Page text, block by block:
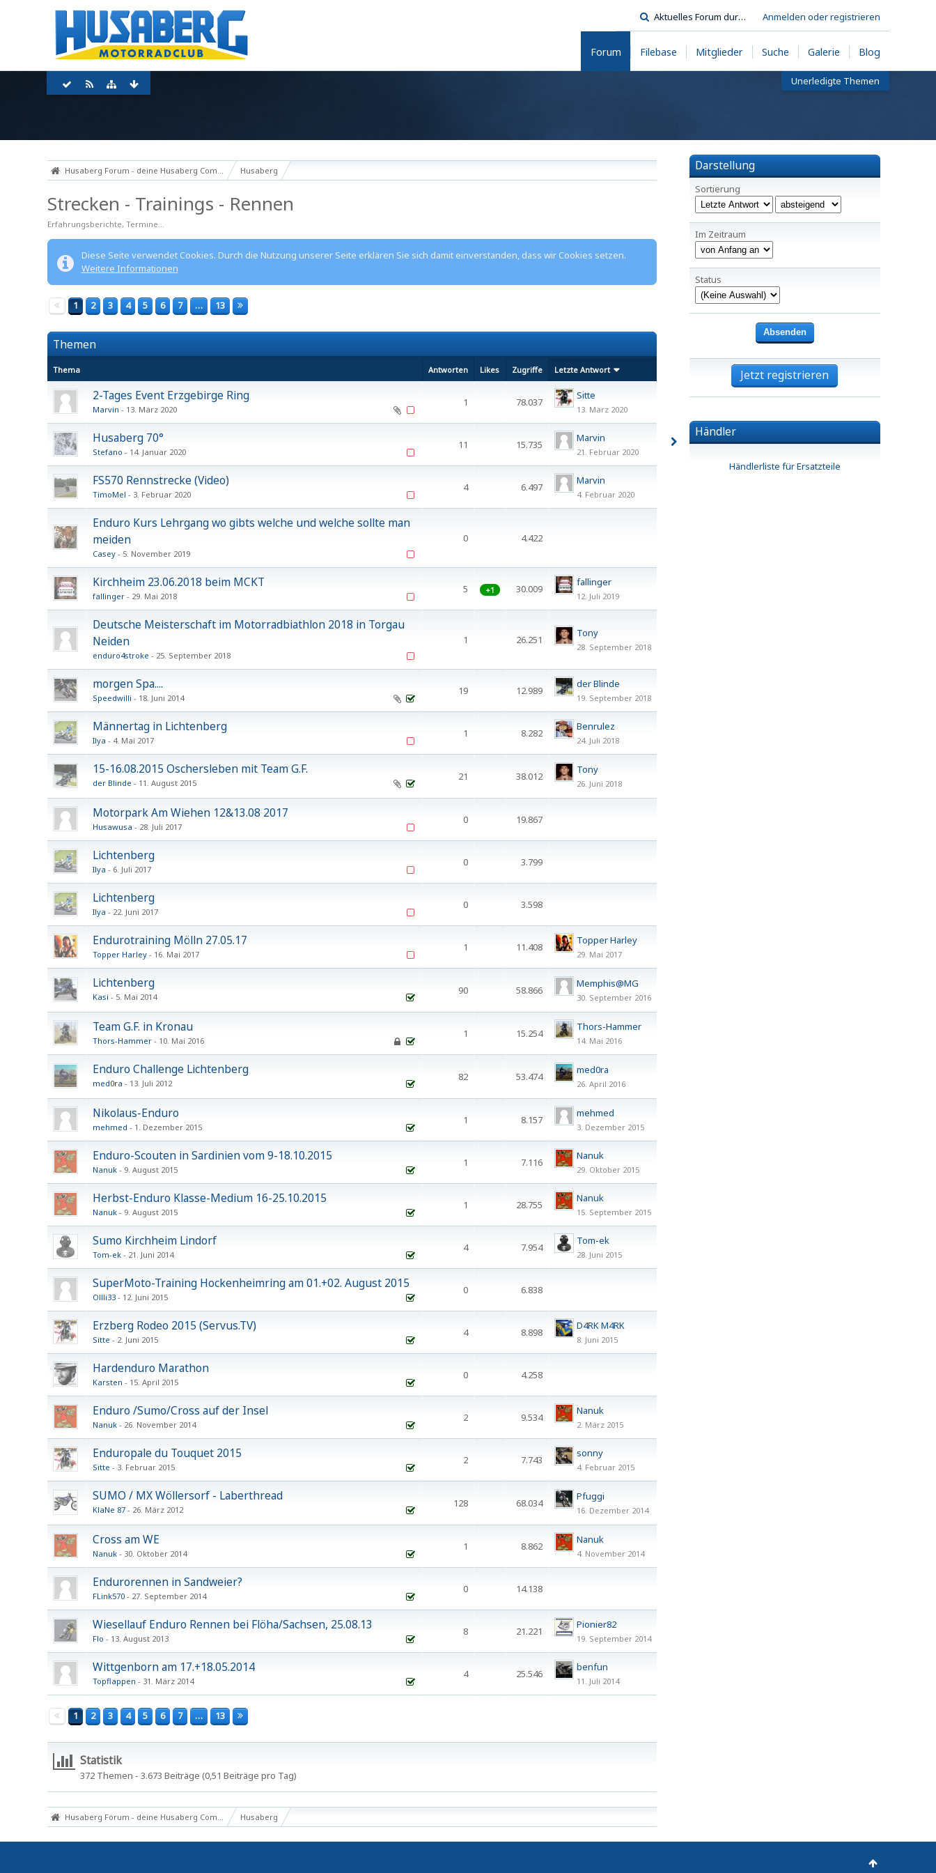
Anmelden oder registrieren
Forum
Unerledigte Themen
Filebase Mitglieder Suche Galerie Blog
Husaberg Forum - deine Husaberg Community Husaberg
Strecken - Trainings - Rennen
Erfahrungsberichte, Termine...
Diese Seite verwendet Cookies. Durch die Nutzung unserer Seite erklären Sie sich damit einverstanden, dass wir Cookies setzen.
Weitere Informationen
1 2 3 4 5 6 7 … 13
Themen
Thema Antworten Likes Zugriffe Letzte Antwort
2-Tages Event Erzgebirge Ring
Marvin 13. März 2020
1 78.037
Sitte
13. März 2020
Husaberg 70°
Stefano 14. Januar 2020
11 15.735
Marvin
21. Februar 2020
FS570 Rennstrecke (Video)
TimoMel 3. Februar 2020
4 6.497
Marvin
4. Februar 2020
Enduro Kurs Lehrgang wo gibts welche und welche sollte man
meiden
Casey 5. November 2019
0 4.422
Kirchheim 23.06.2018 beim MCKT
fallinger 29. Mai 2018
5 +1 30.009
fallinger
12. Juli 2019
Deutsche Meisterschaft im Motorradbiathlon 2018 in Torgau
Neiden
enduro4stroke 25. September 2018
1 26.251
Tony
28. September 2018
morgen Spa....
Speedwilli 18. Juni 2014
19 12.989
der Blinde
19. September 2018
Männertag in Lichtenberg
Ilya 4. Mai 2017
1 8.282
Benrulez
24. Juli 2018
15-16.08.2015 Oschersleben mit Team G.F.
der Blinde 11. August 2015
21 38.012
Tony
26. Juni 2018
Motorpark Am Wiehen 12&13.08 2017
Husawusa 28. Juli 2017
0 19.867
Lichtenberg
Ilya 6. Juli 2017
0 3.799
Lichtenberg
Ilya 22. Juni 2017
0 3.598
Endurotraining Mölln 27.05.17
Topper Harley 16. Mai 2017
1 11.408
Topper Harley
29. Mai 2017
Lichtenberg
Kasi 5. Mai 2014
90 58.866
Memphis@MG
30. September 2016
Team G.F. in Kronau
Thors-Hammer 10. Mai 2016
1 15.254
Thors-Hammer
14. Mai 2016
Enduro Challenge Lichtenberg
med0ra 13. Juli 2012
82 53.474
med0ra
26. April 2016
Nikolaus-Enduro
mehmed 1. Dezember 2015
1 8.157
mehmed
3. Dezember 2015
Enduro-Scouten in Sardinien vom 9-18.10.2015
Nanuk 9. August 2015
1 7.116
Nanuk
29. Oktober 2015
Herbst-Enduro Klasse-Medium 16-25.10.2015
Nanuk 9. August 2015
1 28.755
Nanuk
15. September 2015
Sumo Kirchheim Lindorf
Tom-ek 21. Juni 2014
4 7.954
Tom-ek
28. Juni 2015
SuperMoto-Training Hockenheimring am 01.+02. August 2015
Ollli33 12. Juni 2015
0 6.838
Erzberg Rodeo 2015 (Servus.TV)
Sitte 2. Juni 2015
4 8.898
D4RK M4RK
8. Juni 2015
Hardenduro Marathon
Karsten 15. April 2015
0 4.258
Enduro /Sumo/Cross auf der Insel
Nanuk 26. November 2014
2 9.534
Nanuk
2. März 2015
Enduropale du Touquet 2015
Sitte 3. Februar 2015
2 7.743
sonny
4. Februar 2015
SUMO / MX Wöllersorf - Laberthread
KlaNe 87 26. März 2012
128 68.034
Pfuggi
16. Dezember 2014
Cross am WE
Nanuk 30. Oktober 2014
1 8.862
Nanuk
4. November 2014
Endurorennen in Sandweier?
FLink570 27. September 2014
0 14.138
Wiesellauf Enduro Rennen bei Flöha/Sachsen, 25.08.13
Flo 13. August 2013
8 21.221
Pionier82
19. September 2014
Wittgenborn am 17.+18.05.2014
Topflappen 31. März 2014
4 25.546
benfun
11. Juli 2014
1 2 3 4 5 6 7 … 13
Statistik
372 Themen - 3.673 Beiträge (0,51 Beiträge pro Tag)
Husaberg Forum - deine Husaberg Community Husaberg
Darstellung
Sortierung
Im Zeitraum
Status
Jetzt registrieren
Händler
Händlerliste für Ersatzteile